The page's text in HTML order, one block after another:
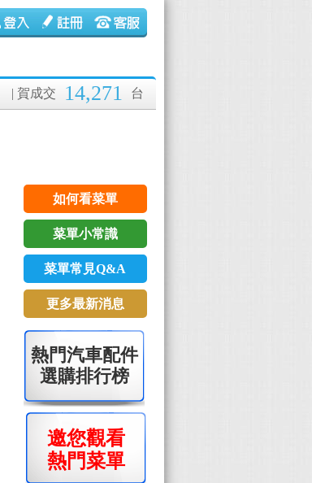
| 賀成交 14,271 台
如何看菜單
菜單小常識
菜單常見Q&A
更多最新消息
熱門汽車配件
選購排行榜
邀您觀看
熱門菜單